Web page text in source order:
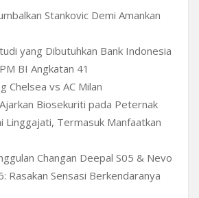
Stankovic Demi Amankan
yang Dibutuhkan Bank Indonesia
BI Angkatan 41
Chelsea vs AC Milan
Biosekuriti pada Peternak
Linggajati, Termasuk Manfaatkan
Changan Deepal S05 & Nevo
Rasakan Sensasi Berkendaranya